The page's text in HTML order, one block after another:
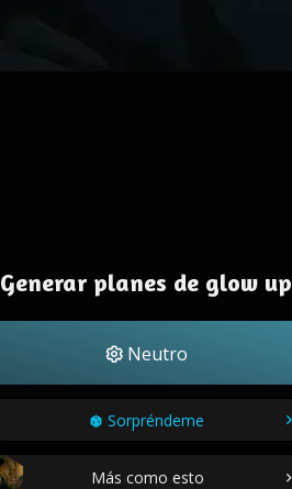
Generar planes de glow up
Neutro
Sorpréndeme
Más como esto